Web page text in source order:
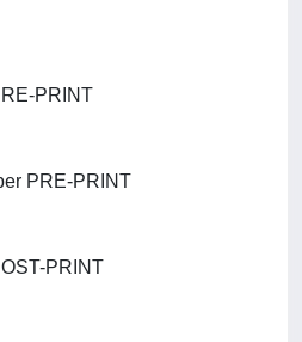
PRINT
PRE-PRINT
PRINT